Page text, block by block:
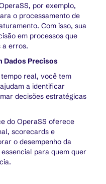
por exemplo,
o processamento de
Com isso, sua
em processos que
a erros.
Dados Precisos
real, você tem
a identificar
decisões estratégicas
do OperaSS oferece
scorecards e
o desempenho da
para quem quer